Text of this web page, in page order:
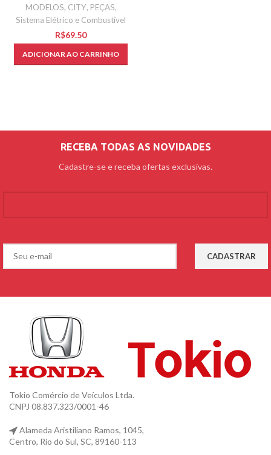
MODELOS, CITY, PEÇAS,
Sistema Elétrico e Combustível
R$
ADICIONAR AO CARRINHO
RECEBA TODAS AS NOVIDADES
Cadastre-se e receba ofertas exclusivas.
Tokio Comércio de Veículos Ltda.
CNPJ 08.837.323/0001-46
Alameda Aristiliano Ramos, 1045,
Centro, Rio do Sul, SC, 89160-113